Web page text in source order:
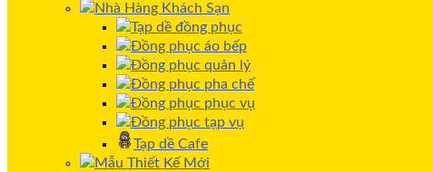
Nhà Hàng Khách Sạn
Tạp dề đồng phục
Đồng phục áo bếp
Đồng phục quản lý
Đồng phục pha chế
Đồng phục phục vụ
Đồng phục tạp vụ
Tạp dề Cafe
Mẫu Thiết Kế Mới